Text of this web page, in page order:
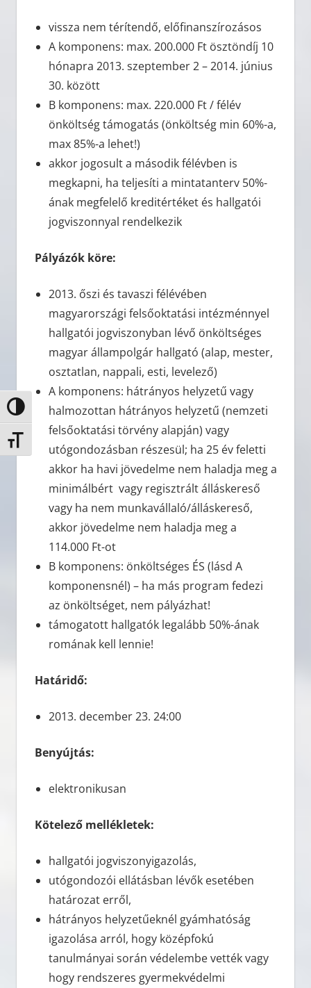
Nagy kontraszt váltása
Betűméret váltása
vissza nem térítendő, előfinanszírozásos
A komponens: max. 200.000 Ft ösztöndíj 10
hónapra 2013. szeptember 2 – 2014. június
30. között
B komponens: max. 220.000 Ft / félév
önköltség támogatás (önköltség min 60%-a,
max 85%-a lehet!)
akkor jogosult a második félévben is
megkapni, ha teljesíti a mintatanterv 50%-
ának megfelelő kreditértéket és hallgatói
jogviszonnyal rendelkezik
Pályázók köre:
2013. őszi és tavaszi félévében
magyarországi felsőoktatási intézménnyel
hallgatói jogviszonyban lévő önköltséges
magyar állampolgár hallgató (alap, mester,
osztatlan, nappali, esti, levelező)
A komponens: hátrányos helyzetű vagy
halmozottan hátrányos helyzetű (nemzeti
felsőoktatási törvény alapján) vagy
utógondozásban részesül; ha 25 év feletti
akkor ha havi jövedelme nem haladja meg a
minimálbért vagy regisztrált álláskereső
vagy ha nem munkavállaló/álláskereső,
akkor jövedelme nem haladja meg a
114.000 Ft-ot
B komponens: önköltséges ÉS (lásd A
komponensnél) – ha más program fedezi
az önköltséget, nem pályázhat!
támogatott hallgatók legalább 50%-ának
romának kell lennie!
Határidő:
2013. december 23. 24:00
Benyújtás:
elektronikusan
Kötelező mellékletek:
hallgatói jogviszonyigazolás,
utógondozói ellátásban lévők esetében
határozat erről,
hátrányos helyzetűeknél gyámhatóság
igazolása arról, hogy középfokú
tanulmányai során védelembe vették vagy
hogy rendszeres gyermekvédelmi